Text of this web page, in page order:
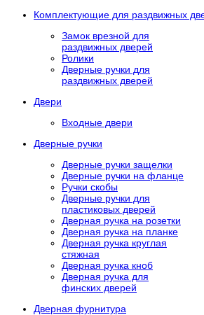
Комплектующие для раздвижных
Замок врезной для
раздвижных дверей
Ролики
Дверные ручки для
раздвижных дверей
Двери
Входные двери
Дверные ручки
Дверные ручки защелки
Дверные ручки на фланце
Ручки скобы
Дверные ручки для
пластиковых дверей
Дверная ручка на розетки
Дверная ручка на планке
Дверная ручка круглая
стяжная
Дверная ручка кноб
Дверная ручка для
финских дверей
Дверная фурнитура